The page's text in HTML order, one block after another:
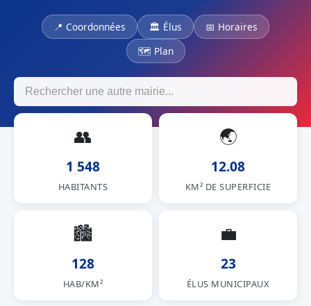
📍 Coordonnées 🏛 Élus
📅 Horaires
🗺 Plan
👥
1 548
HABITANTS
🌏
12.08
KM² DE SUPERFICIE
🏙
128
HAB/KM²
💼
23
ÉLUS MUNICIPAUX